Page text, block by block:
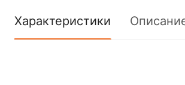
Характеристики